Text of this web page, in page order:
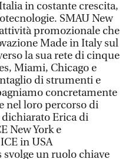
in costante crescita,
SMAU New
promozionale che
Made in Italy sul
la sua rete di cinque
Miami, Chicago e
di strumenti e
concretamente
nel loro percorso di
Erica di
New York e
in USA
svolge un ruolo chiave